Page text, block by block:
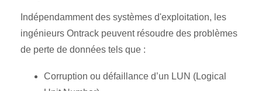
Indépendamment des systèmes d'exploitation, les
ingénieurs Ontrack peuvent résoudre des problèmes
de perte de données tels que :
Corruption ou défaillance d’un LUN (Logical